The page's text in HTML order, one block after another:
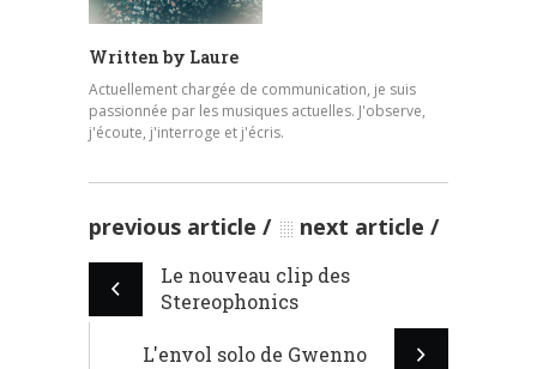
Written by Laure
Actuellement chargée de communication, je suis
passionnée par les musiques actuelles. J'observe,
j'écoute, j'interroge et j'écris.
previous article next article
Le nouveau clip des
Stereophonics
L'envol solo de Gwenno